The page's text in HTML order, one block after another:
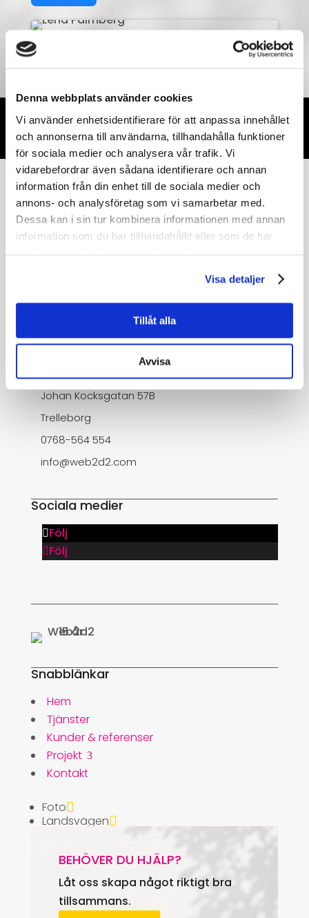
Denna webbplats använder cookies
Vi använder enhetsidentifierare för att anpassa innehållet
och annonserna till användarna, tillhandahålla funktioner
för sociala medier och analysera vår trafik. Vi
vidarebefordrar även sådana identifierare och annan
information från din enhet till de sociala medier och
annons- och analysföretag som vi samarbetar med.
Dessa kan i sin tur kombinera informationen med annan
information som du har tillhandahållit eller som de har
Visa detaljer
Tillåt alla
Avvisa
Ha en kreativ dag!
Web2d2
God grafisk design stärker varumärket.
visuella presentationen av ditt företag.
Kontakt
Web2d2
Johan Kocksgatan 57B
Trelleborg
0768-564 554
info@web2d2.com
Sociala medier
Följ
Följ
Snabblänkar
Hem
Tjänster
Kunder & referenser
Projekt 3
Dockan Marina
Fönsterfabriken
Kustvind
Swedencare
Kontakt
Foto
Landsvägen
BEHÖVER DU HJÄLP?
Låt oss skapa något riktigt bra
tillsammans.